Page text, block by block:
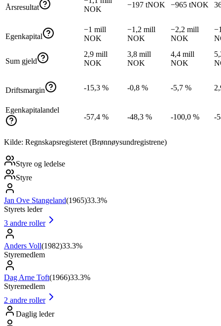
Årsresultat
NOK
−197 tNOK −965 tNOK
Egenkapital
−1 mill
NOK
−1,2 mill
NOK
−2,2 mill
NOK
Sum gjeld
2,9 mill
NOK
3,8 mill
NOK
4,4 mill
NOK
Driftsmargin -15,3 % -0,8 % -5,7 %
Egenkapitalandel
-57,4 %
-48,3 % -100,0 % -
Kilde: Regnskapsregisteret (Brønnøysundregistrene)
Styre og ledelse
Styre
Jan Ove Stangeland(1965)33.3%
Styrets leder
3 andre roller
Anders Voll(1982)33.3%
Styremedlem
Dag Arne Toft(1966)33.3%
Styremedlem
2 andre roller
Daglig leder